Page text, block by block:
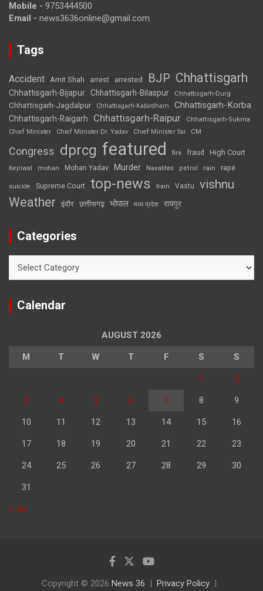
Mobile - 9753444500
Email - news3636online@gmail.com
Tags
Accident Amit Shah arrest arrested BJP Chhattisgarh
Chhattisgarh-Bijapur Chhattisgarh-Bilaspur Chhattisgarh-Durg
Chhattisgarh-Jagdalpur Chhattisgarh-Kabirdham Chhattisgarh-Korba
Chhattisgarh-Raigarh Chhattisgarh-Raipur
Chhattisgarh-Sukma
Chief Minister
Chief Minister Dr. Yadav Chief Minister Sai CM
Congress dprcg featured fire fraud High Court
Kejriwal mohan Mohan Yadav Murder Naxalites petrol rain rape
suicide Supreme Court top-news train Vastu vishnu
Weather इंदौर छत्तीसगढ़ भोपाल मध्य प्रदेश रायपुर
Categories
Calendar
AUGUST 2026
M T W T F S S
1 2
3 4 5 6 7 8 9
10 11 12 13 14 15 16
17 18 19 20 21 22 23
24 25 26 27 28 29 30
31
« Jul
Copyright © 2026 News 36 Privacy Policy